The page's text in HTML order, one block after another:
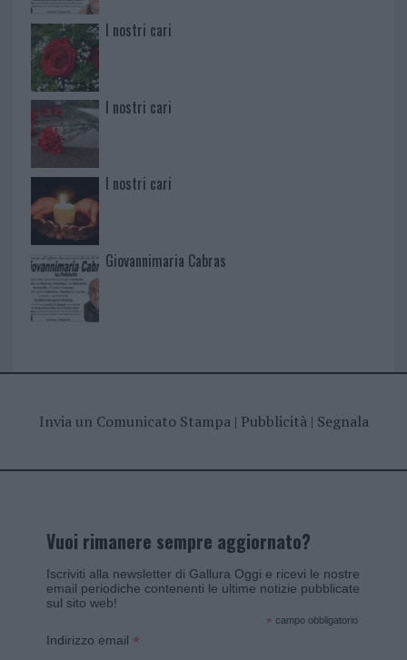
I nostri cari
I nostri cari
I nostri cari
Giovannimaria Cabras
Invia un Comunicato Stampa| Pubblicità| Segnala
Vuoi rimanere sempre aggiornato?
Iscriviti alla newsletter di Gallura Oggi e ricevi le nostre
email periodiche contenenti le ultime notizie pubblicate
sul sito web!
* campo obbligatorio
Indirizzo email *